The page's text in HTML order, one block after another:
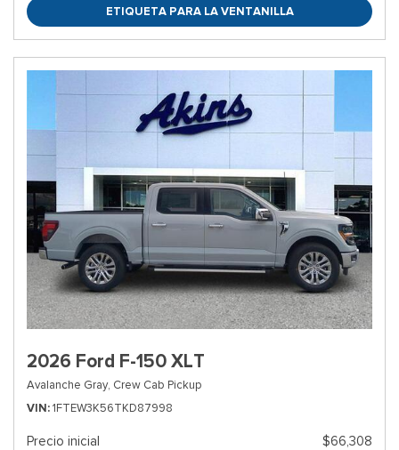
ETIQUETA PARA LA VENTANILLA
2026 Ford F-150 XLT
Avalanche Gray, Crew Cab Pickup
VIN 1FTEW3K56TKD87998
Precio inicial
$66,308